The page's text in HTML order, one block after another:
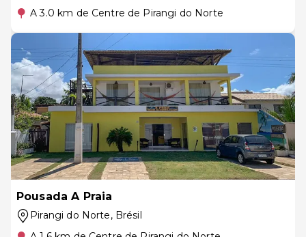
A 3.0 km de Centre de Pirangi do Norte
Pousada A Praia
Pirangi do Norte, Brésil